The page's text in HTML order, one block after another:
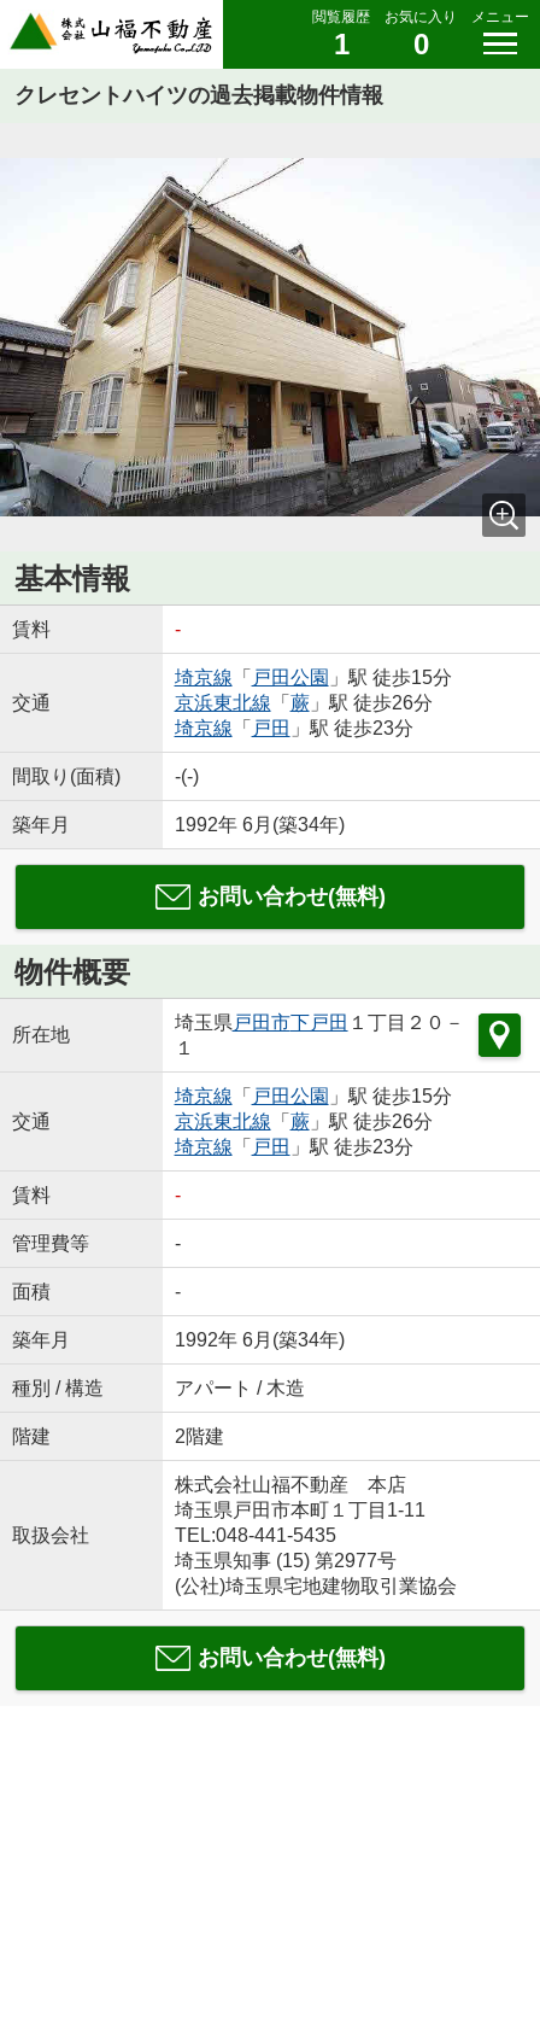
閲覧履歴
1
お気に入り
0
メニュー
クレセントハイツの過去掲載物件情報
基本情報
賃料 -
交通
埼京線 「 戸田公園 」駅 徒歩15分
京浜東北線 「 蕨」駅 徒歩26分
埼京線 「 戸田 」駅 徒歩23分
間取り(面積) -(-)
築年月 1992年 6月(築34年)
お問い合わせ(無料)
物件概要
所在地
埼玉県 戸田市下戸田 １丁目２０－
１
交通
埼京線 「 戸田公園 」駅 徒歩15分
京浜東北線 「 蕨」駅 徒歩26分
埼京線 「 戸田 」駅 徒歩23分
賃料 -
管理費等 -
面積 -
築年月 1992年 6月(築34年)
種別 / 構造 アパート / 木造
階建 2階建
取扱会社
株式会社山福不動産 本店
埼玉県戸田市本町１丁目1-11
TEL:048-441-5435
埼玉県知事 (15) 第2977号
(公社)埼玉県宅地建物取引業協会
お問い合わせ(無料)